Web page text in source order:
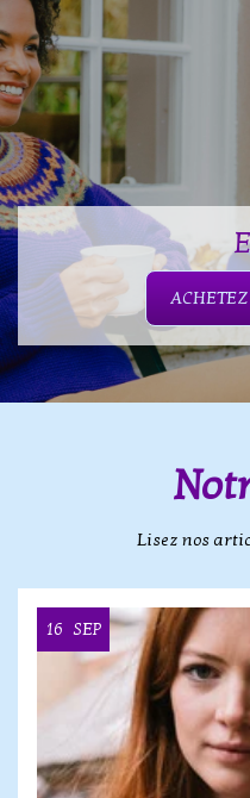
Lisez nos
16 SEP